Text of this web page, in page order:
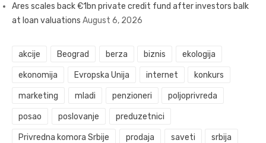
Ares scales back €1bn private credit fund after investors balk
at loan valuations August 6, 2026
akcije Beograd berza biznis ekologija
ekonomija Evropska Unija internet konkurs
marketing mladi penzioneri poljoprivreda
posao poslovanje preduzetnici
Privredna komora Srbije prodaja saveti srbija